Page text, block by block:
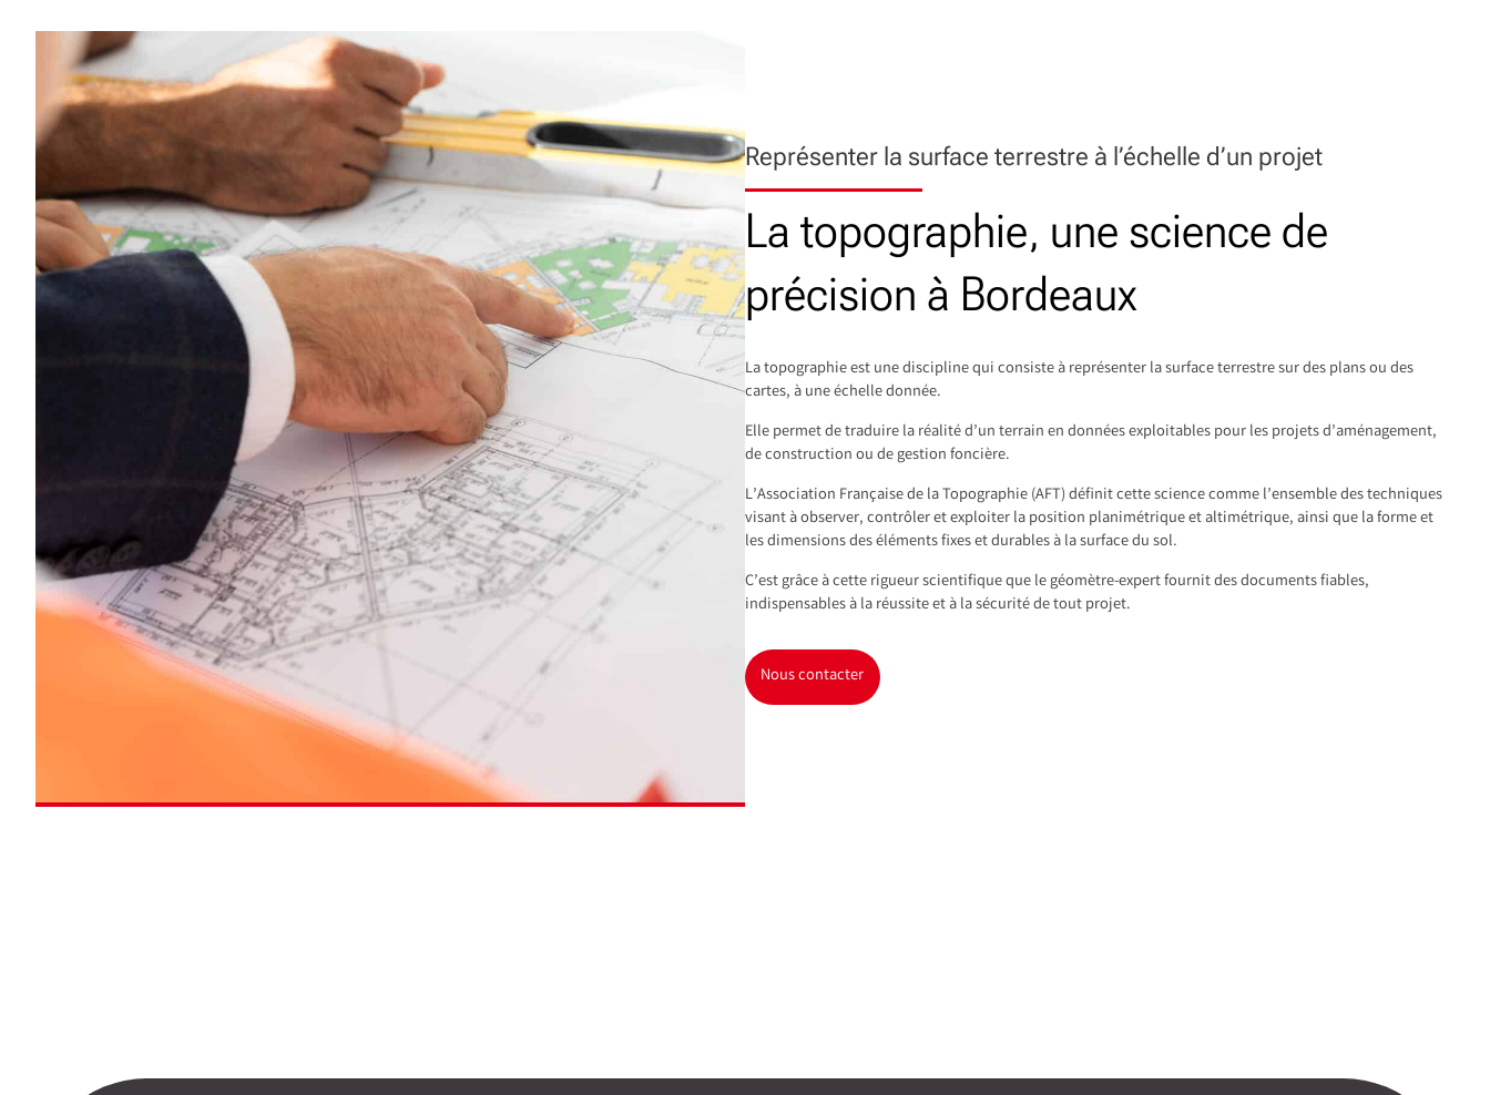
Représenter la surface terrestre à l’échelle d’un projet
La topographie, une science de
précision à Bordeaux
La topographie est une discipline qui consiste à représenter la surface terrestre sur des plans ou des
cartes, à une échelle donnée.
Elle permet de traduire la réalité d’un terrain en données exploitables pour les projets d’aménagement,
de construction ou de gestion foncière.
L’Association Française de la Topographie (AFT) définit cette science comme l’ensemble des techniques
visant à observer, contrôler et exploiter la position planimétrique et altimétrique, ainsi que la forme et
les dimensions des éléments fixes et durables à la surface du sol.
C’est grâce à cette rigueur scientifique que le géomètre-expert fournit des documents fiables,
indispensables à la réussite et à la sécurité de tout projet.
Nous contacter